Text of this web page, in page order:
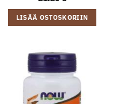
LISÄÄ OSTOSKORIIN